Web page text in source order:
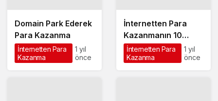
Domain Park Ederek
Para Kazanma
İnternetten Para
Kazanma
1 yıl
önce
İnternetten Para
Kazanmanın 10
Yöntemi
İnternetten Para
Kazanma
1 yıl
önce